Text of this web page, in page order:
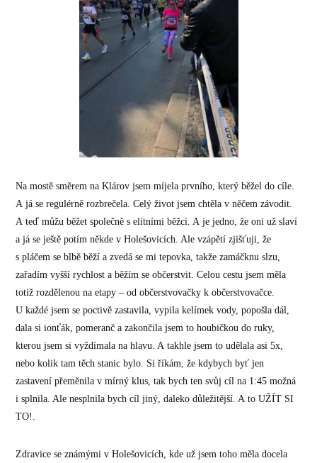
Na mostě směrem na Klárov jsem míjela prvního, který běžel do cíle.
A já se regulérně rozbrečela. Celý život jsem chtěla v něčem závodit.
A teď můžu běžet společně s elitními běžci. A je jedno, že oni už slaví
a já se ještě potím někde v Holešovicích. Ale vzápětí zjišťuji, že
s pláčem se blbě běží a zvedá se mi tepovka, takže zamáčknu slzu,
zařadím vyšší rychlost a běžím se občerstvit. Celou cestu jsem měla
totiž rozdělenou na etapy – od občerstvovačky k občerstvovačce.
U každé jsem se poctivě zastavila, vypila kelímek vody, popošla dál,
dala si ionťák, pomeranč a zakončila jsem to houbičkou do ruky,
kterou jsem si vyždímala na hlavu. A takhle jsem to udělala asi 5x,
nebo kolik tam těch stanic bylo. Si říkám, že kdybych byť jen
zastavení přeměnila v mírný klus, tak bych ten svůj cíl na 1:45 možná
i splnila. Ale nesplnila bych cíl jiný, daleko důležitější. A to UŽÍT SI
TO!.
Zdravice se známými v Holešovicích, kde už jsem toho měla docela